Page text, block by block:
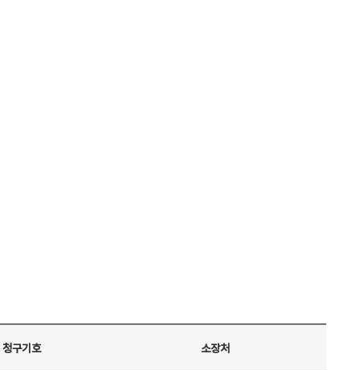
청구기호 소장처